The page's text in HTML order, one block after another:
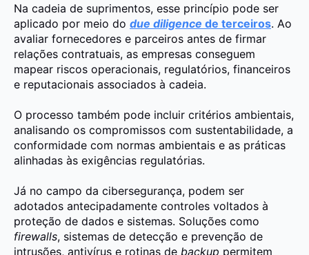
Na cadeia de suprimentos, esse princípio pode ser
aplicado por meio do due diligence de terceiros. Ao
avaliar fornecedores e parceiros antes de firmar
relações contratuais, as empresas conseguem
mapear riscos operacionais, regulatórios, financeiros
e reputacionais associados à cadeia.
O processo também pode incluir critérios ambientais,
analisando os compromissos com sustentabilidade, a
conformidade com normas ambientais e as práticas
alinhadas às exigências regulatórias.
Já no campo da cibersegurança, podem ser
adotados antecipadamente controles voltados à
proteção de dados e sistemas. Soluções como
firewalls, sistemas de detecção e prevenção de
intrusões, antivírus e rotinas de backup permitem